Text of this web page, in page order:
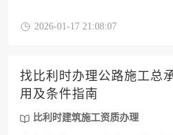
心环节，帮助施工企业高效
2026-01-17 21:08:07
找比利时办理公路施工总
用及条件指南
比利时建筑施工资质办理